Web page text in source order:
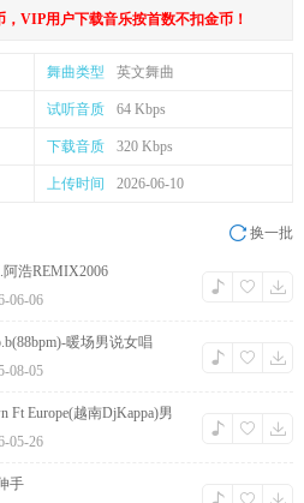
VIP用户下载音乐按首数不扣金币！
舞曲类型 英文舞曲
试听音质 64 Kbps
下载音质 320 Kbps
上传时间 2026-06-10
换一批
阿浩REMIX2006
06-06
暖场男说女唱
08-05
Ft Europe(越南DjKappa)男
05-26
手